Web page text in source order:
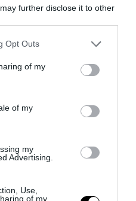
further disclose it to other
uses one or more Google
behaviour. You may click to
and its third-party tags to
purposes in below Google
Opt Outs
of my
of my
my
Advertising.
Use,
of my
chiarire